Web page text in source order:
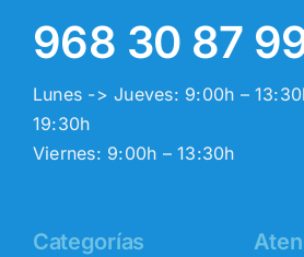
968 30 87
Lunes -> Jueves: 9:00h –
19:30h
Viernes: 9:00h – 13:30h
Categorías